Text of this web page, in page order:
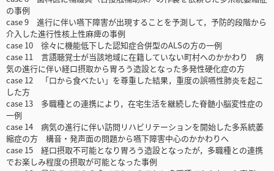
の事例
case 9 進行に伴い嚥下障害が出現することを予測して，予防的段階から
介入した進行性核上性麻痺の事例
case 10 徐々に機能低下した認知症合併型のALSの方の一例
case 11 言語聴覚士が当該地域に在籍していない町村へのかかわり 病
気の進行に伴い経口摂取から胃ろう造設となった多発性硬化症の方
case 12 「口から食べたい」を尊重した結果，重度の誤嚥性肺炎を起こ
した方
case 13 多職種との連携により，在宅生活を継続した脊髄小脳変性症の
一例
case 14 病気の進行に伴い訪問リハビリテーションを開始した多系統萎
縮症の方 構音・発声面の問題から嚥下障害中心のかかわりへ
case 15 経口摂取不可能となり胃ろう造設となったが，多職種との連携
でお楽しみ程度の摂取が可能となった事例